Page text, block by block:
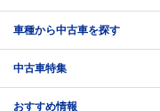
車種から中古車を探す
中古車特集
おすすめ情報